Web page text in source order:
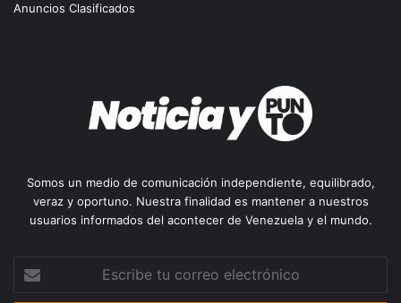
Anuncios Clasificados
Somos un medio de comunicación independiente, equilibrado,
veraz y oportuno. Nuestra finalidad es mantener a nuestros
usuarios informados del acontecer de Venezuela y el mundo.